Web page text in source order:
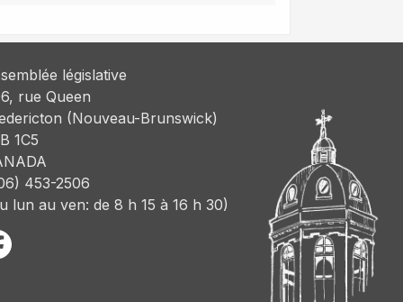
législative
rue Queen
(Nouveau-Brunswick)
1C5
453-2506
lun au ven: de 8 h 15 à 16 h 30)